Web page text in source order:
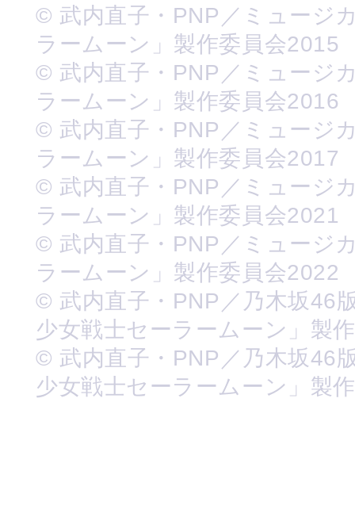
© 武内直子・PNP／ミュージ
ラームーン」製作委員会2015
© 武内直子・PNP／ミュージ
ラームーン」製作委員会2016
© 武内直子・PNP／ミュージ
ラームーン」製作委員会2017
© 武内直子・PNP／ミュージ
ラームーン」製作委員会2021
© 武内直子・PNP／ミュージ
ラームーン」製作委員会2022
© 武内直子・PNP／乃木坂46
少女戦士セーラームーン」製
© 武内直子・PNP／乃木坂46
少女戦士セーラームーン」製